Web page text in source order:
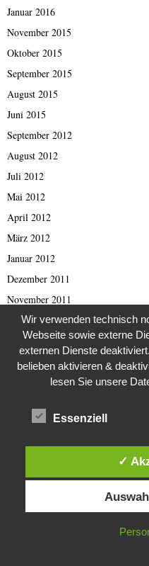
Januar 2016
November 2015
Oktober 2015
September 2015
August 2015
Juni 2015
September 2012
August 2012
Juli 2012
Mai 2012
April 2012
März 2012
Januar 2012
Dezember 2011
November 2011
April 2011
März 2011
Februar 2011
Januar 2011
August 2010
Juli 2010
August 2009
Diese Website verwendet
Website stimmst du der
IN
Wir verwenden technisch
Webseite sowie externe
externen Dienste
belieben aktivieren &
lesen Sie unsere
Essenziell
✓